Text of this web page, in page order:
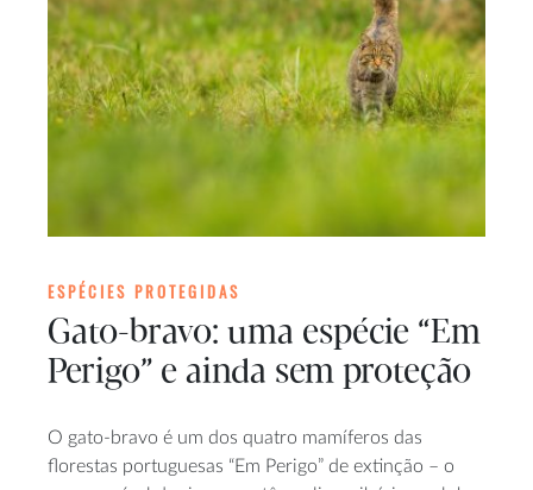
ESPÉCIES PROTEGIDAS
Gato-bravo: uma espécie “Em
Perigo” e ainda sem proteção
O gato-bravo é um dos quatro mamíferos das
florestas portuguesas “Em Perigo” de extinção – o